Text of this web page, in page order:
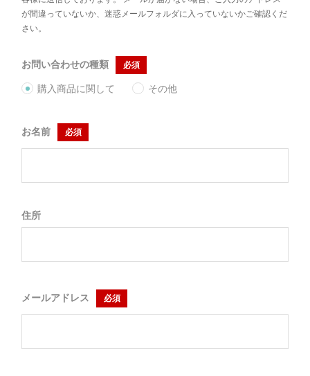
が間違っていないか、迷惑メールフォルダに入っていないかご確認くだ
さい。
お問い合わせの種類 必須
購入商品に関して その他
お名前 必須
住所
メールアドレス 必須